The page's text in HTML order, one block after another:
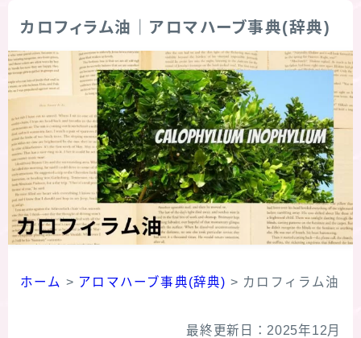
秘密部屋
お知らせ
公式ウェブサイト『Botanical Study』
Cジャスミン瑠璃地楽の主な活動先リンク集
プロフィール
カロフィラム油｜アロマハーブ事典(辞典)
ホーム > アロマハーブ事典(辞典) > カロフィラム油
最終更新日：2025年12月